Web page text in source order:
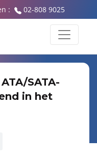
: 02-808 9025
SATA-
in het